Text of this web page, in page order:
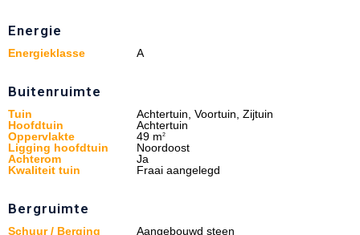
Energie
Energieklasse A
Buitenruimte
Tuin
Achtertuin, Voortuin, Zijtuin
Hoofdtuin
Achtertuin
Oppervlakte
49 m2
Ligging hoofdtuin
Noordoost
Achterom
Ja
Kwaliteit tuin
Fraai aangelegd
Bergruimte
Schuur / Berging
Aangebouwd steen